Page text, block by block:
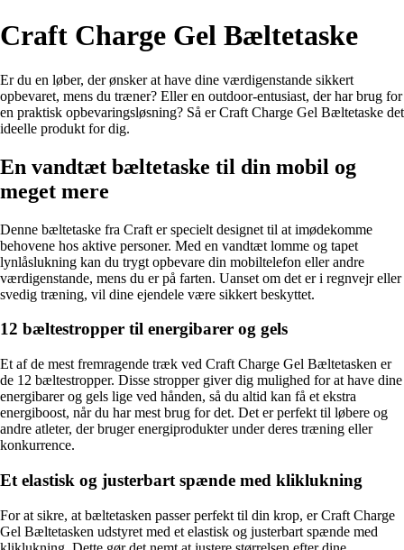
Craft Charge Gel Bæltetaske
Er du en løber, der ønsker at have dine værdigenstande sikkert
opbevaret, mens du træner? Eller en outdoor-entusiast, der har brug for
en praktisk opbevaringsløsning? Så er Craft Charge Gel Bæltetaske det
ideelle produkt for dig.
En vandtæt bæltetaske til din mobil og
meget mere
Denne bæltetaske fra Craft er specielt designet til at imødekomme
behovene hos aktive personer. Med en vandtæt lomme og tapet
lynlåslukning kan du trygt opbevare din mobiltelefon eller andre
værdigenstande, mens du er på farten. Uanset om det er i regnvejr eller
svedig træning, vil dine ejendele være sikkert beskyttet.
12 bæltestropper til energibarer og gels
Et af de mest fremragende træk ved Craft Charge Gel Bæltetasken er
de 12 bæltestropper. Disse stropper giver dig mulighed for at have dine
energibarer og gels lige ved hånden, så du altid kan få et ekstra
energiboost, når du har mest brug for det. Det er perfekt til løbere og
andre atleter, der bruger energiprodukter under deres træning eller
konkurrence.
Et elastisk og justerbart spænde med kliklukning
For at sikre, at bæltetasken passer perfekt til din krop, er Craft Charge
Gel Bæltetasken udstyret med et elastisk og justerbart spænde med